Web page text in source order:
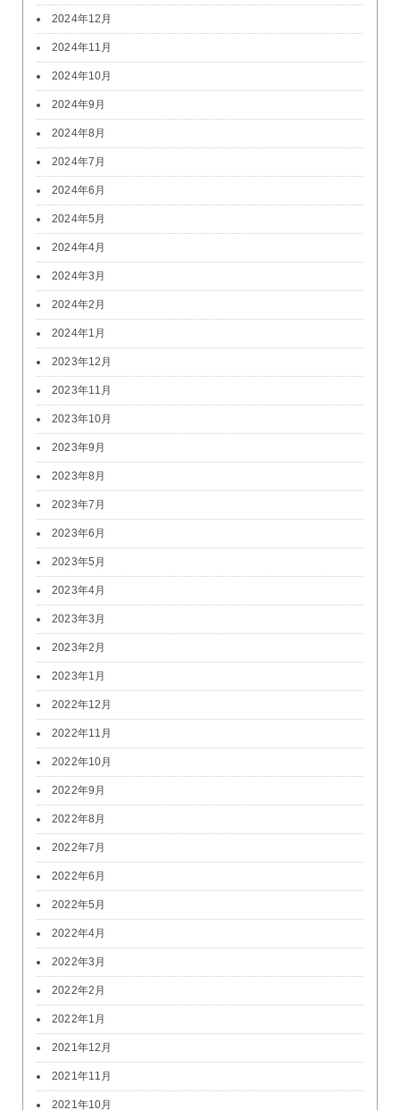
2024年12月
2024年11月
2024年10月
2024年9月
2024年8月
2024年7月
2024年6月
2024年5月
2024年4月
2024年3月
2024年2月
2024年1月
2023年12月
2023年11月
2023年10月
2023年9月
2023年8月
2023年7月
2023年6月
2023年5月
2023年4月
2023年3月
2023年2月
2023年1月
2022年12月
2022年11月
2022年10月
2022年9月
2022年8月
2022年7月
2022年6月
2022年5月
2022年4月
2022年3月
2022年2月
2022年1月
2021年12月
2021年11月
2021年10月